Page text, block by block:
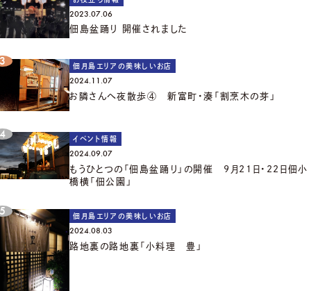
2023.07.06
佃島盆踊り 開催されました
佃月島エリアの美味しいお店
2024.11.07
お隣さんへ夜散歩④ 新富町・湊「割烹木の芽」
イベント情報
2024.09.07
もうひとつの「佃島盆踊り」の開催 9月21日・22日佃小
橋横「佃公園」
佃月島エリアの美味しいお店
2024.08.03
路地裏の路地裏「小料理 豊」